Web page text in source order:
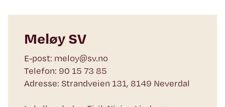
Meløy SV
E-post: meloy@sv.no
Telefon: 90 15 73 85
Adresse: Strandveien 131, 8149 Neverdal